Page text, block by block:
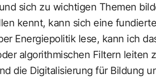
sich zu wichtigen Themen
kennt, kann sich eine
Energiepolitik lese, kann ich
algorithmischen Filtern leiten
die Digitalisierung für Bildung